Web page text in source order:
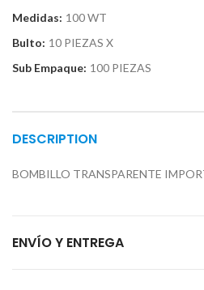
Medidas: 100 WT
Bulto: 10 PIEZAS X
Sub Empaque: 100 PIEZAS
DESCRIPTION
BOMBILLO TRANSPARENTE
ENVÍO Y ENTREGA